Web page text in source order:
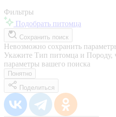
Фильтры
Подобрать питомца
Сохранить поиск
Невозможно сохранить
Укажите Тип питомца и Породу,
параметры вашего поиска
Понятно
Поделиться